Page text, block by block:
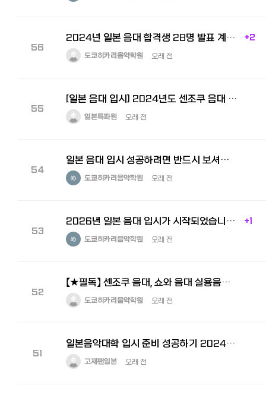
56
2024년 일본 음대 합격생 28명 발표 계속적으로 늘어납니다. +2
도쿄히카리음악학원 오래 전
55
[일본 음대 입시] 2024년도 센조쿠 음대 입시 발표입니다.
일본특파원 오래 전
54
일본 음대 입시 성공하려면 반드시 보셔야 합니다 ( 도쿄 히카리 재학생 센조쿠음대 진학 목표생 인터뷰 )
도쿄히카리음악학원 오래 전
53
2026년 일본 음대 입시가 시작되었습니다. 지금부터 준비해야 합격합니다. +1
도쿄히카리음악학원 오래 전
52
【★필독】 센조쿠 음대, 쇼와 음대 실용음악 일본 음대 입시 준비하시는 학생의 후기입니다.
도쿄히카리음악학원 오래 전
51
일본음악대학 입시 준비 성공하기 2024년 명문 일본음대 166명 합격!
고재팬일본 오래 전